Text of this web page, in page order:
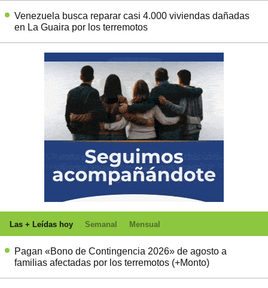
Venezuela busca reparar casi 4.000 viviendas dañadas
en La Guaira por los terremotos
Las + Leídas hoy Semanal Mensual
Pagan «Bono de Contingencia 2026» de agosto a
familias afectadas por los terremotos (+Monto)